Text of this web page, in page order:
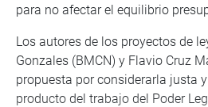
para no afectar el equilibrio
Los autores de los proyectos de
Gonzales (BMCN) y Flavio Cruz
propuesta por considerarla justa
producto del trabajo del Poder